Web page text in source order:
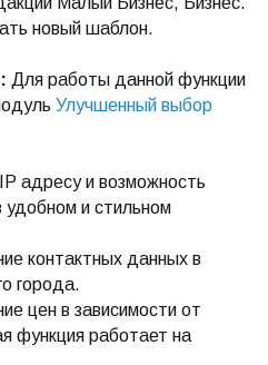
новый шаблон.
Для работы данной функции
Улучшенный выбор
адресу и возможность
удобном и стильном
контактных данных в
города.
цен в зависимости от
функция работает на